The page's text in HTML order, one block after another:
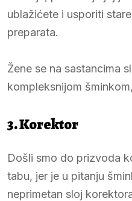
ublažićete i usporiti
preparata.
Žene se na sastancima
kompleksnijom
3. Korektor
Došli smo do prizvoda
tabu, jer je u pitanju
neprimetan sloj